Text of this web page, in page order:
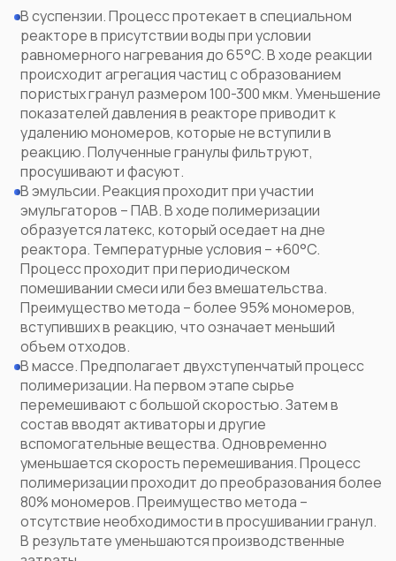
В суспензии. Процесс протекает в специальном
реакторе в присутствии воды при условии
равномерного нагревания до 65°C. В ходе реакции
происходит агрегация частиц с образованием
пористых гранул размером 100-300 мкм. Уменьшение
показателей давления в реакторе приводит к
удалению мономеров, которые не вступили в
реакцию. Полученные гранулы фильтруют,
просушивают и фасуют.
В эмульсии. Реакция проходит при участии
эмульгаторов – ПАВ. В ходе полимеризации
образуется латекс, который оседает на дне
реактора. Температурные условия – +60°C.
Процесс проходит при периодическом
помешивании смеси или без вмешательства.
Преимущество метода – более 95% мономеров,
вступивших в реакцию, что означает меньший
объем отходов.
В массе. Предполагает двухступенчатый процесс
полимеризации. На первом этапе сырье
перемешивают с большой скоростью. Затем в
состав вводят активаторы и другие
вспомогательные вещества. Одновременно
уменьшается скорость перемешивания. Процесс
полимеризации проходит до преобразования более
80% мономеров. Преимущество метода –
отсутствие необходимости в просушивании гранул.
В результате уменьшаются производственные